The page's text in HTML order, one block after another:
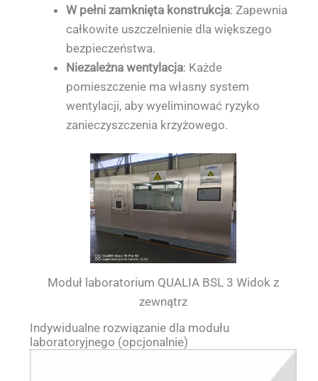
W pełni zamknięta konstrukcja: Zapewnia
całkowite uszczelnienie dla większego
bezpieczeństwa.
Niezależna wentylacja: Każde
pomieszczenie ma własny system
wentylacji, aby wyeliminować ryzyko
zanieczyszczenia krzyżowego.
Moduł laboratorium QUALIA BSL 3 Widok z
zewnątrz
Indywidualne rozwiązanie dla modułu
laboratoryjnego (opcjonalnie)